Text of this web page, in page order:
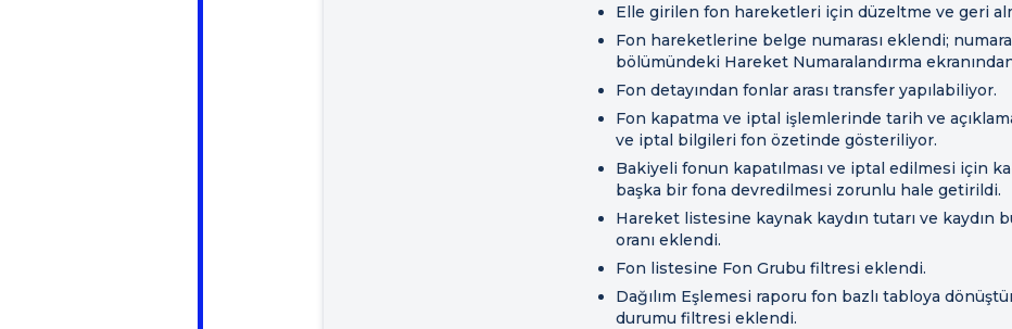
Elle girilen fon hareketleri için düzeltme ve geri
Fon hareketlerine belge numarası eklendi;
bölümündeki Hareket Numaralandırma
Fon detayından fonlar arası transfer yapılabiliyor.
Fon kapatma ve iptal işlemlerinde tarih ve
ve iptal bilgileri fon özetinde gösteriliyor.
Bakiyeli fonun kapatılması ve iptal edilmesi için
başka bir fona devredilmesi zorunlu hale getirildi.
Hareket listesine kaynak kaydın tutarı ve kaydın
oranı eklendi.
Fon listesine Fon Grubu filtresi eklendi.
Dağılım Eşlemesi raporu fon bazlı tabloya
durumu filtresi eklendi.